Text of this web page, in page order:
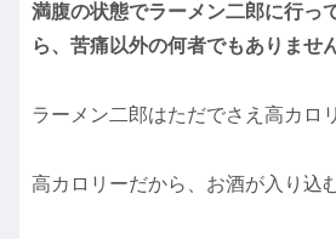
満腹の状態でラーメン二郎に行っ
ら、苦痛以外の何者でもありませ
ラーメン二郎はただでさえ高カロ
高カロリーだから、お酒が入り込